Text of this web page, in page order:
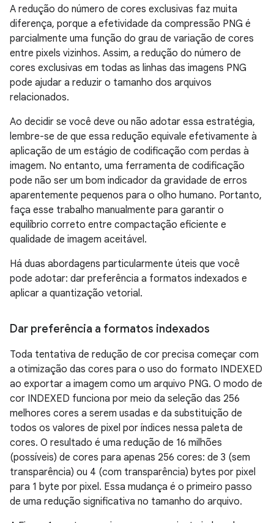
A redução do número de cores exclusivas faz muita
diferença, porque a efetividade da compressão PNG é
parcialmente uma função do grau de variação de cores
entre pixels vizinhos. Assim, a redução do número de
cores exclusivas em todas as linhas das imagens PNG
pode ajudar a reduzir o tamanho dos arquivos
relacionados.
Ao decidir se você deve ou não adotar essa estratégia,
lembre-se de que essa redução equivale efetivamente à
aplicação de um estágio de codificação com perdas à
imagem. No entanto, uma ferramenta de codificação
pode não ser um bom indicador da gravidade de erros
aparentemente pequenos para o olho humano. Portanto,
faça esse trabalho manualmente para garantir o
equilíbrio correto entre compactação eficiente e
qualidade de imagem aceitável.
Há duas abordagens particularmente úteis que você
pode adotar: dar preferência a formatos indexados e
aplicar a quantização vetorial.
Dar preferência a formatos indexados
Toda tentativa de redução de cor precisa começar com
a otimização das cores para o uso do formato INDEXED
ao exportar a imagem como um arquivo PNG. O modo de
cor INDEXED funciona por meio da seleção das 256
melhores cores a serem usadas e da substituição de
todos os valores de pixel por índices nessa paleta de
cores. O resultado é uma redução de 16 milhões
(possíveis) de cores para apenas 256 cores: de 3 (sem
transparência) ou 4 (com transparência) bytes por pixel
para 1 byte por pixel. Essa mudança é o primeiro passo
de uma redução significativa no tamanho do arquivo.